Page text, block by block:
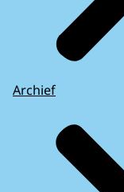
Archief